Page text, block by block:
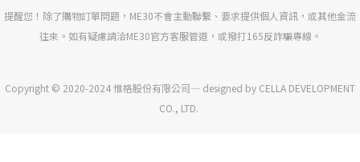
提醒您！除了購物訂單問題，ME30不會主動聯繫、要求提供個人資訊，或其他金流
往來。如有疑慮請洽ME30官方客服管道，或撥打165反詐騙專線。
Copyright © 2020-2024 惟格股份有限公司— designed by CELLA DEVELOPMENT
CO., LTD.